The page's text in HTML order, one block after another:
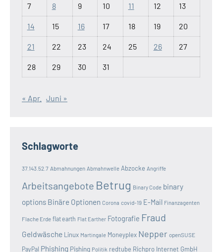
7 8 9 10 11 12 13
14 15 16 17 18 19 20
21 22 23 24 25 26 27
28 29 30 31
« Apr. Juni »
Schlagworte
37.143.52.7 Abmahnungen Abmahnwelle Abzocke Angriffe
Arbeitsangebote Betrug Binary Code binary
options Binäre Optionen Corona covid-19 E-Mail Finanzagenten
Flache Erde flat earth Flat Earther Fotografie Fraud
Geldwäsche Linux Martingale Moneyplex Nepper openSUSE
PayPal Phishing Pishing Politik redtube Richpro Internet GmbH